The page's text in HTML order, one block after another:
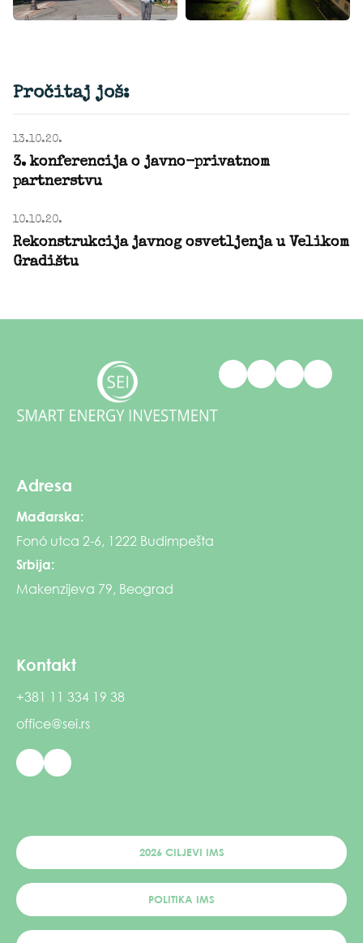
Pročitaj još:
13.10.20.
3. konferencija o javno-privatnom
partnerstvu
10.10.20.
Rekonstrukcija javnog osvetljenja u Velikom
Gradištu
Adresa
Mađarska:
Fonó utca 2-6, 1222 Budimpešta
Srbija:
Makenzijeva 79, Beograd
Kontakt
+381 11 334 19 38
office@sei.rs
2026 CILJEVI IMS
POLITIKA IMS